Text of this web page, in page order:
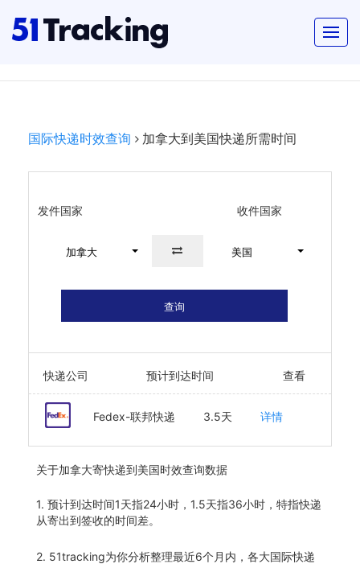
国际快递时效查询 加拿大到美国快递所需时间
发件国家 收件国家
加拿大 美国
查询
快递公司 预计到达时间 查看
Fedex-联邦快递 3.5天 详情
关于加拿大寄快递到美国时效查询数据
1. 预计到达时间1天指24小时，1.5天指36小时，特指快递
从寄出到签收的时间差。
2. 51tracking为你分析整理最近6个月内，各大国际快递